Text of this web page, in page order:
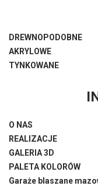
DREWNOPODOBNE
AKRYLOWE
TYNKOWANE
O NAS
REALIZACJE
GALERIA 3D
PALETA KOLORÓW
Garaże blaszane